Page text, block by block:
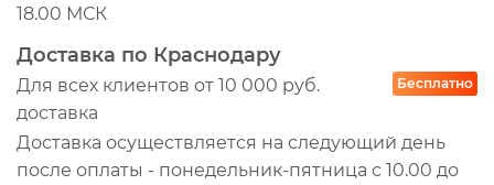
18.00 МСК
Доставка по Краснодару
Для всех клиентов от 10 000 руб.
доставка
Бесплатно
Доставка осуществляется на следующий день
после оплаты - понедельник-пятница с 10.00 до